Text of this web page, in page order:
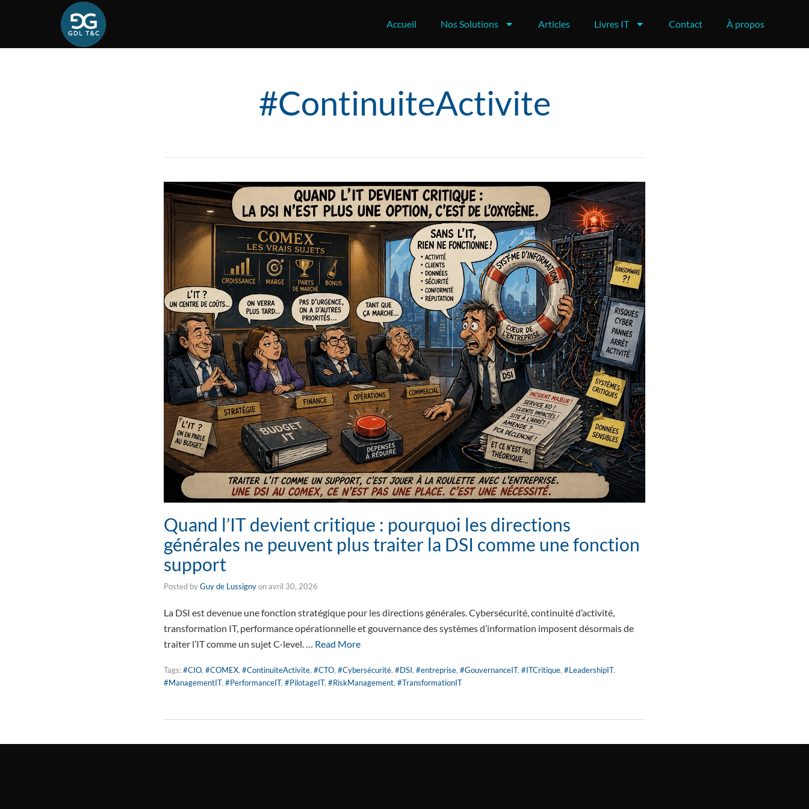
Accueil Nos Solutions Articles Livres IT Contact À propos
#ContinuiteActivite
Quand l’IT devient critique : pourquoi les directions
générales ne peuvent plus traiter la DSI comme une fonction
support
Posted byGuy de Lussignyonavril 30, 2026
La DSI est devenue une fonction stratégique pour les directions générales. Cybersécurité, continuité d’activité,
transformation IT, performance opérationnelle et gouvernance des systèmes d’information imposent désormais de
traiter l’IT comme un sujet C-level. … Read More
Tags:#CIO, #COMEX, #ContinuiteActivite, #CTO, #Cybersécurité, #DSI, #entreprise, #GouvernanceIT, #ITCritique, #LeadershipIT,
#ManagementIT, #PerformanceIT, #PilotageIT, #RiskManagement, #TransformationIT